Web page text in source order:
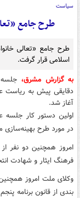
سیاست
طرح جامع
طرح جامع «تعالی
اسلامی قرار گرفت.
به گزارش مشرق،
آغاز شد.
اولین دستور کار جلسه
در مورد طرح
امروز همچنین دو نفر
فرهنگ ایثار و شهادت
وکلای ملت امروز
بندی از قانون برنامه